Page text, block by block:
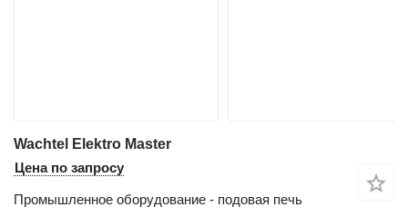
Wachtel Elektro Master
Цена по запросу
Промышленное оборудование - подовая печь